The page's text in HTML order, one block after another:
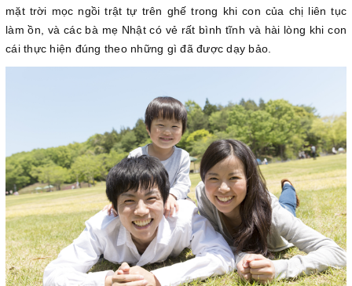
mặt trời mọc ngồi trật tự trên ghế trong khi con của chị liên tục
làm ồn, và các bà mẹ Nhật có vẻ rất bình tĩnh và hài lòng khi con
cái thực hiện đúng theo những gì đã được dạy bảo.